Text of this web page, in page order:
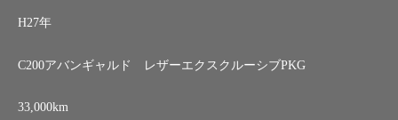
H27年
C200アバンギャルド レザーエクスクルーシブPKG
33,000km